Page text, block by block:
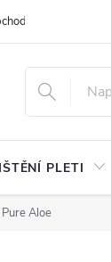
PLETI
Aloe